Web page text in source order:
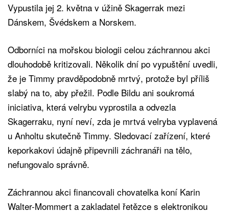
Vypustila jej 2. května v úžině Skagerrak mezi
Dánskem, Švédskem a Norskem.
Odborníci na mořskou biologii celou záchrannou akci
dlouhodobě kritizovali. Několik dní po vypuštění uvedli,
že je Timmy pravděpodobně mrtvý, protože byl příliš
slabý na to, aby přežil. Podle Bildu ani soukromá
iniciativa, která velrybu vyprostila a odvezla
Skagerraku, nyní neví, zda je mrtvá velryba vyplavená
u Anholtu skutečně Timmy. Sledovací zařízení, které
keporkakovi údajně připevnili záchranáři na tělo,
nefungovalo správně.
Záchrannou akci financovali chovatelka koní Karin
Walter-Mommert a zakladatel řetězce s elektronikou